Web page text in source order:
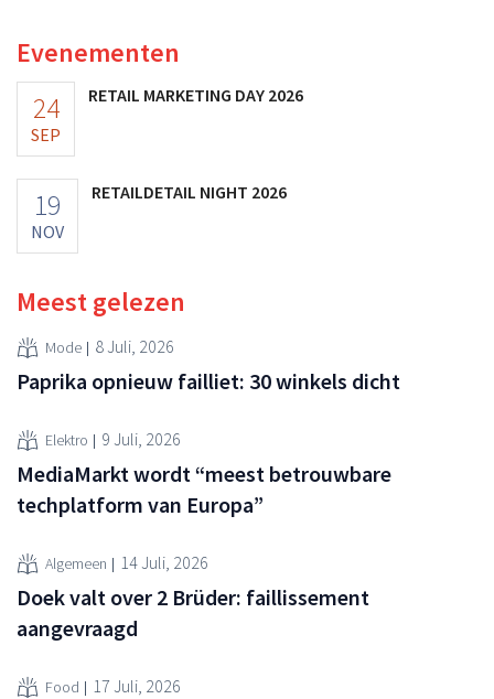
Evenementen
24
SEP
RETAIL MARKETING DAY 2026
19
NOV
RETAILDETAIL NIGHT 2026
Meest gelezen
Mode 8 Juli, 2026
Paprika opnieuw failliet: 30 winkels dicht
Elektro 9 Juli, 2026
MediaMarkt wordt “meest betrouwbare
techplatform van Europa”
Algemeen 14 Juli, 2026
Doek valt over 2 Brüder: faillissement
aangevraagd
Food 17 Juli, 2026